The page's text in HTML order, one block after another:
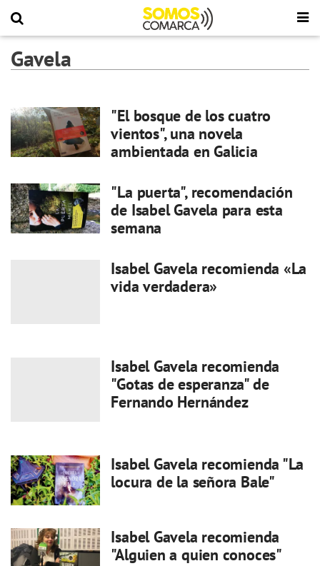
Gavela
"El bosque de los cuatro
vientos", una novela
ambientada en Galicia
"La puerta", recomendación
de Isabel Gavela para esta
semana
Isabel Gavela recomienda «La
vida verdadera»
Isabel Gavela recomienda
"Gotas de esperanza" de
Fernando Hernández
Isabel Gavela recomienda "La
locura de la señora Bale"
Isabel Gavela recomienda
"Alguien a quien conoces"